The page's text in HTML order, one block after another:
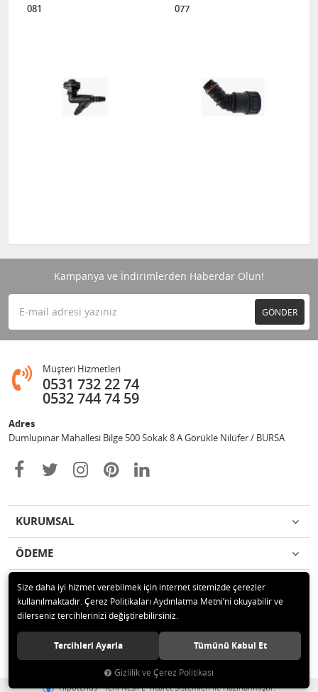
081 077
Kampanya ve İndirimlerden Haberdar Olun!
GÖNDER
Müşteri Hizmetleri
0531 732 22 74
0532 744 74 59
Adres
Dumlupınar Mahallesi Bilge 500 Sokak 8 A Görükle Nilüfer / BURSA
KURUMSAL
ÖDEME
İLETİŞİM
© 2020 MAG OTOMOTİV Tüm hakları saklıdır.
Hipotenüs Yeni Nesil E-Ticaret Sistemleri ile Hazırlanmıştır.
Size daha iyi hizmet verebilmek için internet sitemizde çerezler
kullanılmaktadır. Çerez Politikaları Aydınlatma Metni’ni okuyabilir ve
dilerseniz tercihlerinizi değiştirebilirsiniz.
Tercihleri Ayarla Tümünü Kabul Et
Gizlilik ve Çerez Politikası